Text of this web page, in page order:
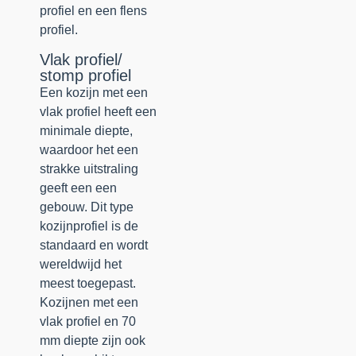
profiel en een flens
profiel.
Vlak profiel/
stomp profiel
Een kozijn met een
vlak profiel heeft een
minimale diepte,
waardoor het een
strakke uitstraling
geeft een een
gebouw. Dit type
kozijnprofiel is de
standaard en wordt
wereldwijd het
meest toegepast.
Kozijnen met een
vlak profiel en 70
mm diepte zijn ook